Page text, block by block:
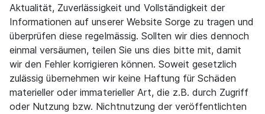
Aktualität, Zuverlässigkeit und Vollständigkeit der
Informationen auf unserer Website Sorge zu tragen und
überprüfen diese regelmässig. Sollten wir dies dennoch
einmal versäumen, teilen Sie uns dies bitte mit, damit
wir den Fehler korrigieren können. Soweit gesetzlich
zulässig übernehmen wir keine Haftung für Schäden
materieller oder immaterieller Art, die z.B. durch Zugriff
oder Nutzung bzw. Nichtnutzung der veröffentlichten